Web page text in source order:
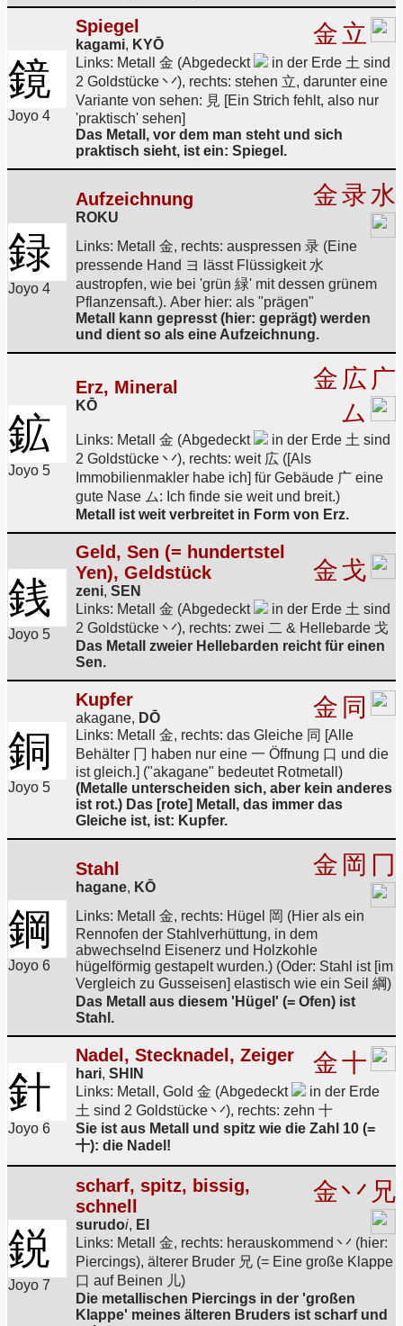
鏡
Joyo 4
Spiegel
kagami, KYŌ 金立
Links: Metall 金 (Abgedeckt
in der Erde 土 sind
2 Goldstücke 丷), rechts: stehen 立, darunter eine
Variante von sehen: 見 [Ein Strich fehlt, also nur
'praktisch' sehen]
Das Metall, vor dem man steht und sich
praktisch sieht, ist ein: Spiegel.
録
Joyo 4
Aufzeichnung
ROKU
金录水
Links: Metall 金, rechts: auspressen 录 (Eine
pressende Hand ヨ lässt Flüssigkeit 水
austropfen, wie bei 'grün 緑' mit dessen grünem
Pflanzensaft.). Aber hier: als "prägen"
Metall kann gepresst (hier: geprägt) werden
und dient so als eine Aufzeichnung.
鉱
Joyo 5
Erz, Mineral
KŌ
金 広 广
ム
Links: Metall 金 (Abgedeckt
in der Erde 土 sind
2 Goldstücke 丷), rechts: weit 広 ([Als
Immobilienmakler habe ich] für Gebäude 广 eine
gute Nase ム: Ich finde sie weit und breit.)
Metall ist weit verbreitet in Form von Erz.
銭
Joyo 5
Geld, Sen (= hundertstel
Yen), Geldstück
zeni, SEN
金戈
Links: Metall 金 (Abgedeckt
in der Erde 土 sind
2 Goldstücke 丷), rechts: zwei 二 & Hellebarde 戈
Das Metall zweier Hellebarden reicht für einen
Sen.
銅
Joyo 5
Kupfer
akagane, DŌ 金 同
Links: Metall 金, rechts: das Gleiche 同 [Alle
Behälter 冂 haben nur eine 一 Öffnung 口 und die
ist gleich.] ("akagane" bedeutet Rotmetall)
(Metalle unterscheiden sich, aber kein anderes
ist rot.) Das [rote] Metall, das immer das
Gleiche ist, ist: Kupfer.
鋼
Joyo 6
Stahl
hagane, KŌ
金 岡 冂
Links: Metall 金, rechts: Hügel 岡 (Hier als ein
Rennofen der Stahlverhüttung, in dem
abwechselnd Eisenerz und Holzkohle
hügelförmig gestapelt wurden.) (Oder: Stahl ist [im
Vergleich zu Gusseisen] elastisch wie ein Seil 綱)
Das Metall aus diesem 'Hügel' (= Ofen) ist
Stahl.
針
Joyo 6
Nadel, Stecknadel, Zeiger
hari, SHIN 金十
Links: Metall, Gold 金 (Abgedeckt
in der Erde
土 sind 2 Goldstücke 丷), rechts: zehn 十
Sie ist aus Metall und spitz wie die Zahl 10 (=
十): die Nadel!
鋭
Joyo 7
scharf, spitz, bissig,
schnell
surudoi, EI
金丷 兄
Links: Metall 金, rechts: herauskommend 丷 (hier:
Piercings), älterer Bruder 兄 (= Eine große Klappe
口 auf Beinen 儿)
Die metallischen Piercings in der 'großen
Klappe' meines älteren Bruders ist scharf und